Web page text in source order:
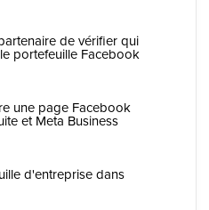
de vérifier qui
portefeuille Facebook
une page Facebook
et Meta Business
d'entreprise dans